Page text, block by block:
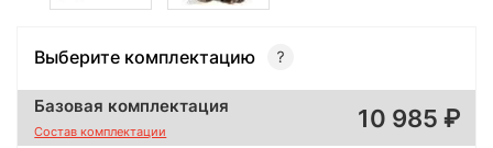
Выберите комплектацию
Базовая комплектация
Состав комплектации 10 985